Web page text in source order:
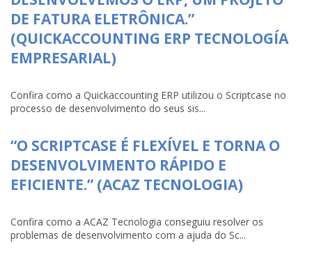
DE FATURA ELETRÔNICA.”
(QUICKACCOUNTING ERP TECNOLOGÍA
EMPRESARIAL)
Confira como a Quickaccounting ERP utilizou o Scriptcase no
processo de desenvolvimento do seus sis...
“O SCRIPTCASE É FLEXÍVEL E TORNA O
DESENVOLVIMENTO RÁPIDO E
EFICIENTE.” (ACAZ TECNOLOGIA)
Confira como a ACAZ Tecnologia conseguiu resolver os
problemas de desenvolvimento com a ajuda do Sc...